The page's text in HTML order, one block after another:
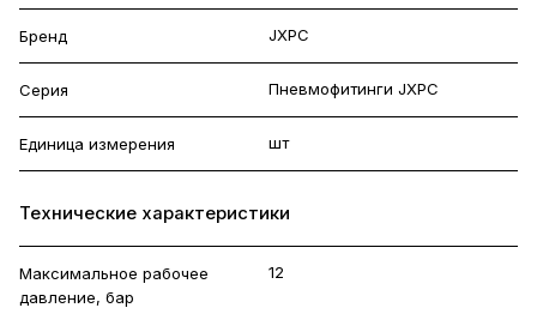
Бренд JXPC
Серия Пневмофитинги JXPC
Единица измерения шт
Технические характеристики
Максимальное рабочее
давление, бар
12